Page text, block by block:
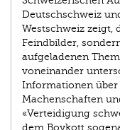
Deutschschweiz
Westschweiz zeigt,
Feindbilder,
aufgeladenen
voneinander
Informationen
Machenschaften
«Verteidigung
dem Boykott